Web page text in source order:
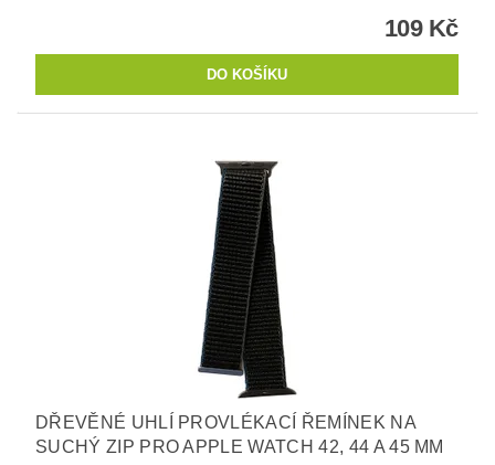
109 Kč
DŘEVĚNÉ UHLÍ PROVLÉKACÍ ŘEMÍNEK NA
SUCHÝ ZIP PRO APPLE WATCH 42, 44 A 45 MM